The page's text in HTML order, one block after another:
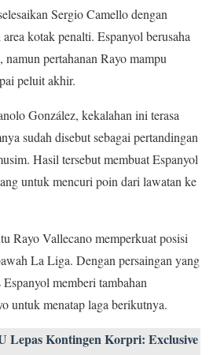
Sergio Camello dengan
kotak penalti. Espanyol berusaha
namun pertahanan Rayo mampu
peluit akhir.
González, kekalahan ini terasa
sudah disebut sebagai pertandingan
Hasil tersebut membuat Espanyol
untuk mencuri poin dari lawatan ke
Rayo Vallecano memperkuat posisi
La Liga. Dengan persaingan yang
memberi tambahan
untuk menatap laga berikutnya.
Lepas Kontingen Korpri: Exclusive